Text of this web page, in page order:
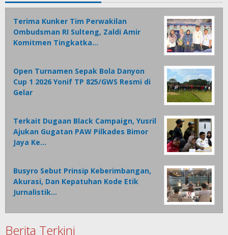
Terima Kunker Tim Perwakilan
Ombudsman RI Sulteng, Zaldi Amir
Komitmen Tingkatka…
Open Turnamen Sepak Bola Danyon
Cup 1 2026 Yonif TP 825/GWS Resmi di
Gelar
Terkait Dugaan Black Campaign, Yusril
Ajukan Gugatan PAW Pilkades Bimor
Jaya Ke…
Busyro Sebut Prinsip Keberimbangan,
Akurasi, Dan Kepatuhan Kode Etik
Jurnalistik…
Berita Terkini